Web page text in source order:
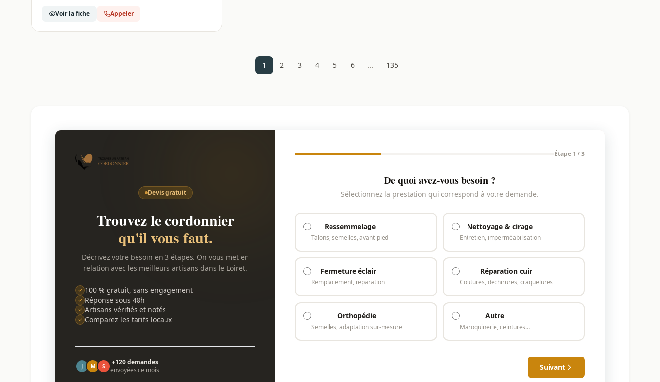
Voir la fiche Appeler
1 2 3 4 5 6 … 135
Devis gratuit
Trouvez le cordonnier
qu'il vous faut.
Décrivez votre besoin en 3 étapes. On vous met en
relation avec les meilleurs artisans dans le Loiret.
100 % gratuit, sans engagement
Réponse sous 48h
Artisans vérifiés et notés
Comparez les tarifs locaux
J M S
+120 demandes
envoyées ce mois
Étape 1 / 3
De quoi avez-vous besoin ?
Sélectionnez la prestation qui correspond à votre demande.
Ressemmelage
Talons, semelles, avant-pied
Nettoyage & cirage
Entretien, imperméabilisation
Fermeture éclair
Remplacement, réparation
Réparation cuir
Coutures, déchirures, craquelures
Orthopédie
Semelles, adaptation sur-mesure
Autre
Maroquinerie, ceintures…
Suivant